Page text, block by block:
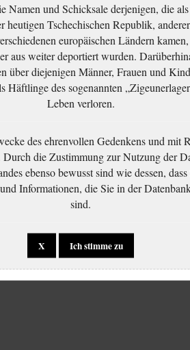
Žádost o
pasu
Munk Moritz: Plná moc
k vyzvednutí
cestovního pasu
Munk
zachovalosti
Namen und Schicksale derjenigen, die
heutigen Tschechischen Republik,
europäischen Ländern
aus weiter deportiert wurden.
über diejenigen Männer, Frauen und
Häftlinge des sogenannten
Leben verloren.
des ehrenvollen Gedenkens und mit
die Zustimmung zur Nutzung der
ebenso bewusst sind wie dessen,
Informationen, die Sie in der
sind.
X Ich stimme zu